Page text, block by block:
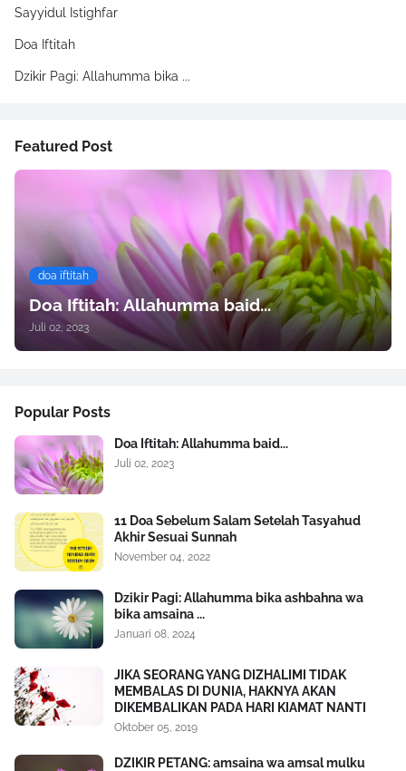
Sayyidul Istighfar
Doa Iftitah
Dzikir Pagi: Allahumma bika ...
Featured Post
doa iftitah
Doa Iftitah: Allahumma baid...
Juli 02, 2023
Popular Posts
Doa Iftitah: Allahumma baid...
Juli 02, 2023
11 Doa Sebelum Salam Setelah Tasyahud
Akhir Sesuai Sunnah
November 04, 2022
Dzikir Pagi: Allahumma bika ashbahna wa
bika amsaina ...
Januari 08, 2024
JIKA SEORANG YANG DIZHALIMI TIDAK
MEMBALAS DI DUNIA, HAKNYA AKAN
DIKEMBALIKAN PADA HARI KIAMAT NANTI
Oktober 05, 2019
DZIKIR PETANG: amsaina wa amsal mulku